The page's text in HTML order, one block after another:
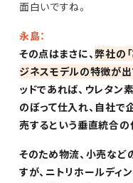
面白いですね。
永島：
その点はまさに、弊社の
ジネスモデルの特徴が
ッドであれば、ウレタン
のぼって仕入れ、自社で
売するという垂直統合の
そのため物流、小売な
すが、ニトリホールディ